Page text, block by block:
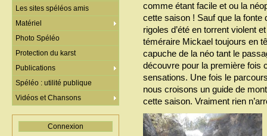
comme étant facile et ou la
cette saison ! Sauf que la
rigoles d’été en torrent violent
téméraire Mickael toujours en
capuche de la néo tant le
découvre pour la première fois
sensations. Une fois le
nous croisons un guide de
cette saison. Vraiment rien
Les sites spéléos amis
Matériel
Photo Spéléo
Protection du karst
Publications
Spéléo : utilité publique
Vidéos et Chansons
Connexion